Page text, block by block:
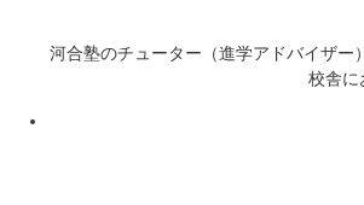
河合塾のチューター（進学アドバイザ
校舎に